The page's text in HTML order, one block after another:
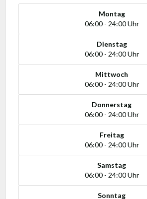
Montag
06:00 - 24:00 Uhr
Dienstag
06:00 - 24:00 Uhr
Mittwoch
06:00 - 24:00 Uhr
Donnerstag
06:00 - 24:00 Uhr
Freitag
06:00 - 24:00 Uhr
Samstag
06:00 - 24:00 Uhr
Sonntag